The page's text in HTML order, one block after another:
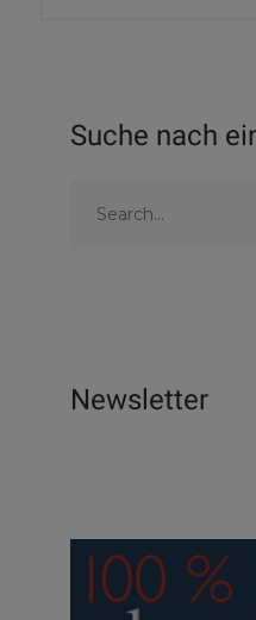
Suche nach
Newsletter